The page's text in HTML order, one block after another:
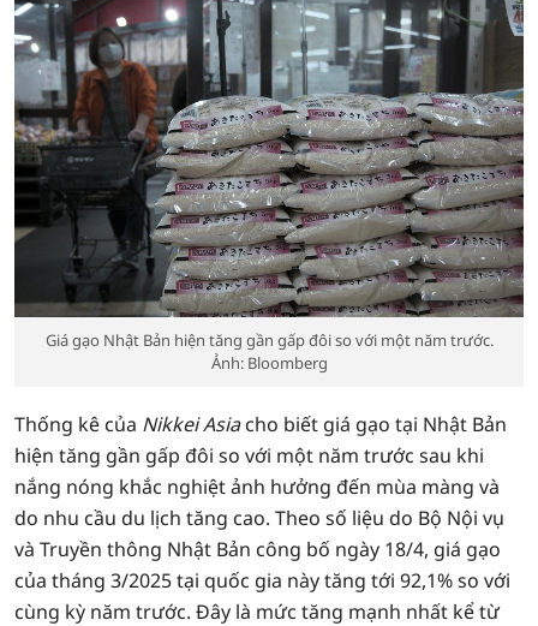
Giá gạo Nhật Bản hiện tăng gần gấp đôi so với một năm trước.
Ảnh: Bloomberg
Thống kê của Nikkei Asiacho biết giá gạo tại Nhật Bản
hiện tăng gần gấp đôi so với một năm trước sau khi
nắng nóng khắc nghiệt ảnh hưởng đến mùa màng và
do nhu cầu du lịch tăng cao. Theo số liệu do Bộ Nội vụ
và Truyền thông Nhật Bản công bố ngày 18/4, giá gạo
của tháng 3/2025 tại quốc gia này tăng tới 92,1% so với
cùng kỳ năm trước. Đây là mức tăng mạnh nhất kể từ